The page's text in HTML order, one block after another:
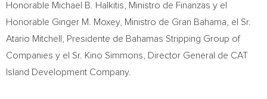
Honorable Michael B. Halkitis, Ministro de Finanzas y el
Honorable Ginger M. Moxey, Ministro de Gran Bahama, el Sr.
Atario Mitchell, Presidente de Bahamas Stripping Group of
Companies y el Sr. Kino Simmons, Director General de CAT
Island Development Company.